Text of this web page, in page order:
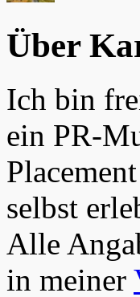
Über
Ich bin
ein PR-
selbst
Alle
in meiner